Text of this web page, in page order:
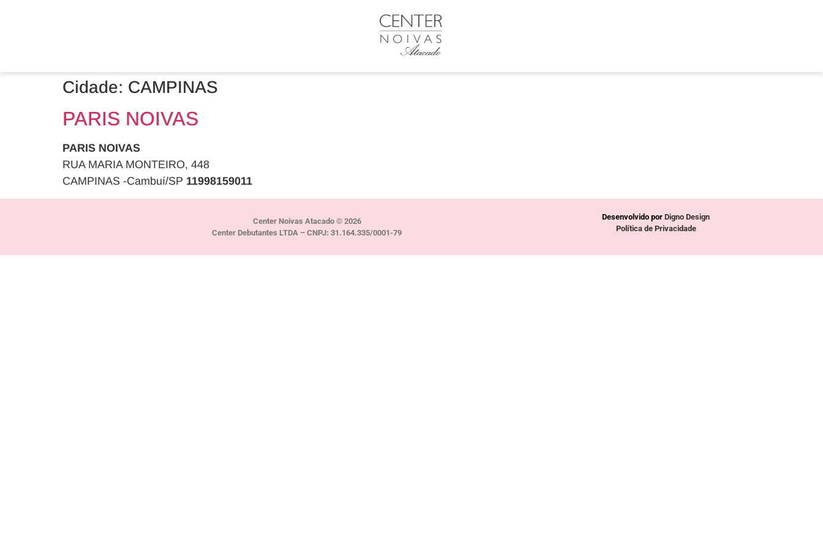
Cidade: CAMPINAS
PARIS NOIVAS
PARIS NOIVAS
RUA MARIA MONTEIRO, 448
CAMPINAS -Cambuí/SP 11998159011
Center Noivas Atacado © 2026
Center Debutantes LTDA – CNPJ: 31.164.335/0001-79
Desenvolvido por Digno Design
Política de Privacidade